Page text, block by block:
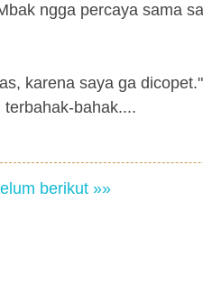
ngga percaya sama
karena saya ga
bahak....
berikut »»